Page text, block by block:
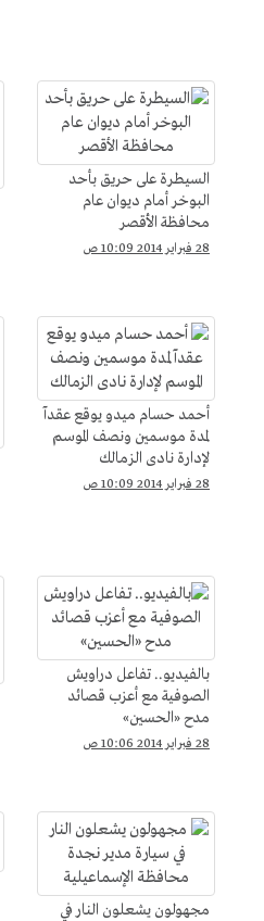
السيطرة على حريق بأحد
البوخر أمام ديوان عام
محافظة الأقصر
28 فبراير 2014 10:09 ص
أحمد حسام ميدو يوقع عقدآ
لمدة موسمين ونصف الموسم
لإدارة نادى الزمالك
28 فبراير 2014 10:09 ص
بالفيديو.. تفاعل دراويش
الصوفية مع أعزب قصائد
مدح «الحسين»
28 فبراير 2014 10:06 ص
مجهولون يشعلون النار في